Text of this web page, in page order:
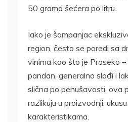
50 grama šećera po litru.
Iako je šampanjac
region, često se poredi sa
vinima kao što je Proseko
pandan, generalno slađi i
slična po penušavosti, ova
razlikuju u proizvodnji,
karakteristikama.